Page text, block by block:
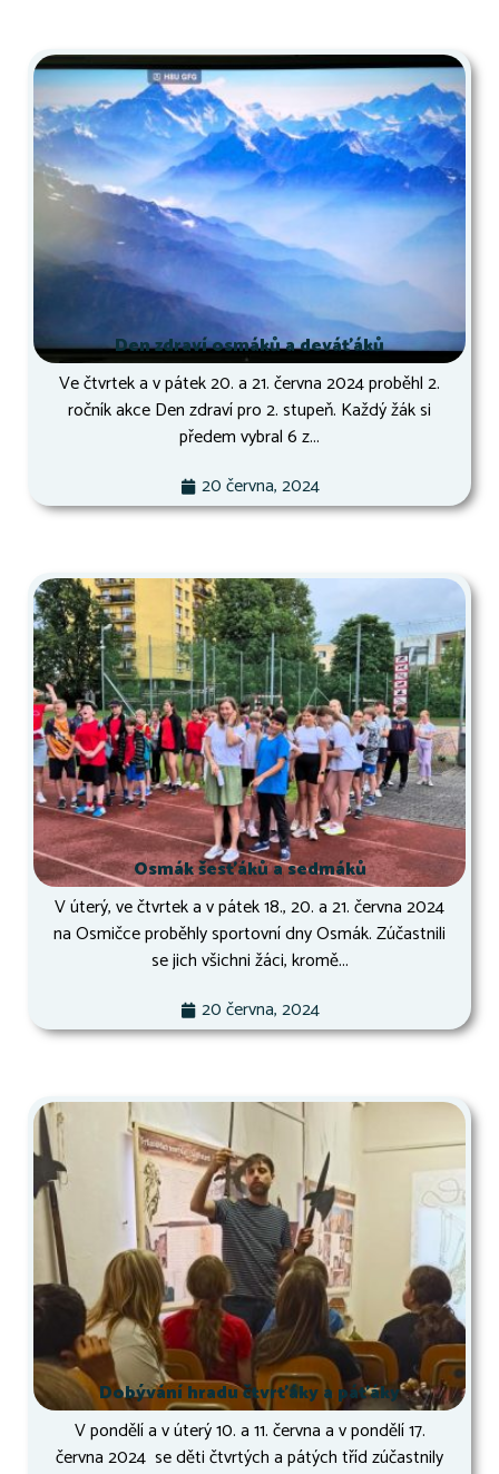
Den zdraví osmáků a deváťáků
Ve čtvrtek a v pátek 20. a 21. června 2024 proběhl 2.
ročník akce Den zdraví pro 2. stupeň. Každý žák si
předem vybral 6 z...
20 června, 2024
Osmák šesťáků a sedmáků
V úterý, ve čtvrtek a v pátek 18., 20. a 21. června 2024
na Osmičce proběhly sportovní dny Osmák. Zúčastnili
se jich všichni žáci, kromě...
20 června, 2024
Dobývání hradu čtvrťáky a páťáky
V pondělí a v úterý 10. a 11. června a v pondělí 17.
června 2024 se děti čtvrtých a pátých tříd zúčastnily